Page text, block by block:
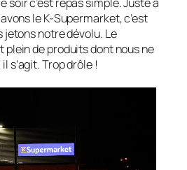
le K-Supermarket, c’est
notre dévolu. Le
plein de produits dont nous ne
s’agit. Trop drôle !